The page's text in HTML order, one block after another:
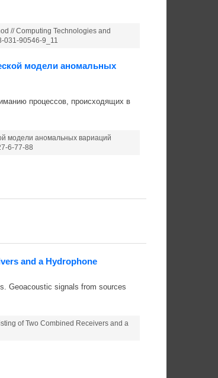
// Computing Technologies and
031-90546-9_11
модели аномальных
процессов, происходящих в
модели аномальных вариаций
6-77-88
and a Hydrophone
Geoacoustic signals from sources
of Two Combined Receivers and a